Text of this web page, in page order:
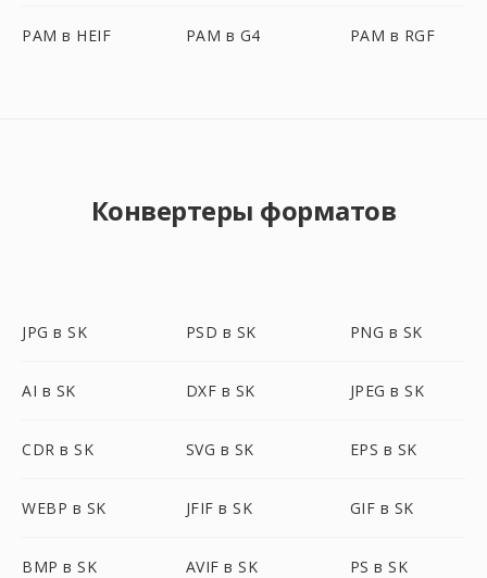
PAM в HEIF PAM в G4 PAM в RGF
Конвертеры форматов
JPG в SK PSD в SK PNG в SK
AI в SK DXF в SK JPEG в SK
CDR в SK SVG в SK EPS в SK
WEBP в SK JFIF в SK GIF в SK
BMP в SK AVIF в SK PS в SK